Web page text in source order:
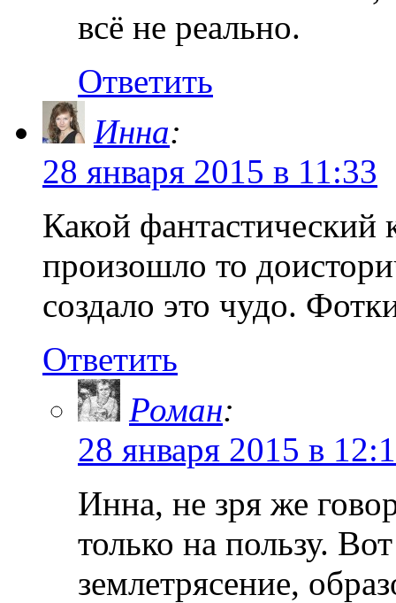
всё не реально.
Ответить
Инна:
28 января 2015 в 11:33
Какой
произошло то
создало это чудо.
Ответить
Роман:
28 января 2015 в
Инна, не зря же
только на пользу.
землетрясение,